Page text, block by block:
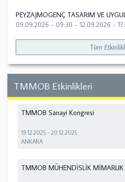
PEYZAJMOGENÇ TASARIM VE
09.09.2026 - 09:30 - 12.09.2026 -
Tüm
TMMOB Etkinlikleri
TMMOB Sanayi Kongresi
19.12.2025 -20.12.2025
ANKARA
TMMOB MÜHENDİSLİK MİMARLIK